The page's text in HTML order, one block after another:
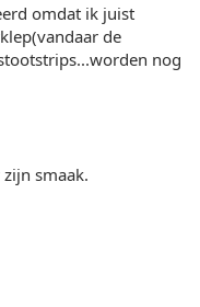
omdat ik juist
de
nog
smaak.